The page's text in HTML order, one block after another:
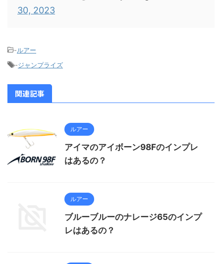
30, 2023
-ルアー
-ジャンプライズ
関連記事
ルアー
アイマのアイボーン98Fのインプレ
はあるの？
ルアー
ブルーブルーのナレージ65のインプ
レはあるの？